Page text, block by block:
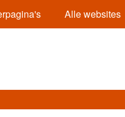
Alle websites